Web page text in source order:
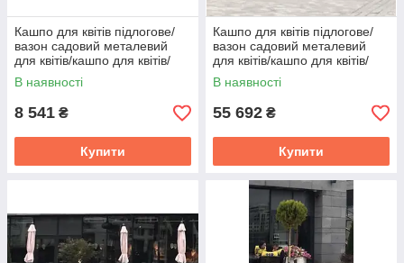
Кашпо для квітів підлогове/
вазон садовий металевий
для квітів/кашпо для квітів/
квітковий горщик/Кашпо
В наявності
8 541 ₴
Купити
Кашпо для квітів підлогове/
вазон садовий металевий
для квітів/кашпо для квітів/
квітковий горщик/Кашпо
В наявності
55 692 ₴
Купити